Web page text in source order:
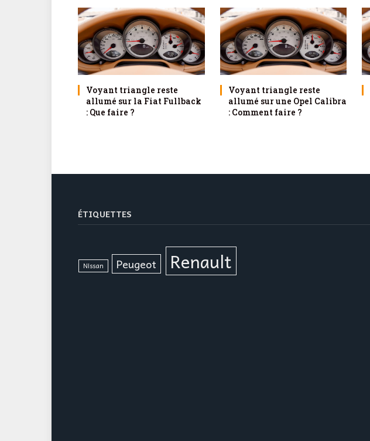
Voyant triangle reste
allumé sur la Fiat Fullback
: Que faire ?
Voyant triangle reste
allumé sur une Opel Calibra
: Comment faire ?
ÉTIQUETTES
Nissan Peugeot Renault